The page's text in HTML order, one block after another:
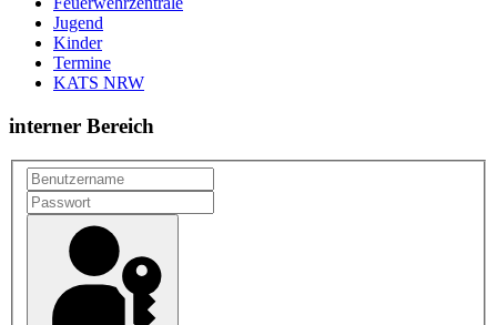
Jugend
Kinder
Termine
KATS NRW
interner Bereich